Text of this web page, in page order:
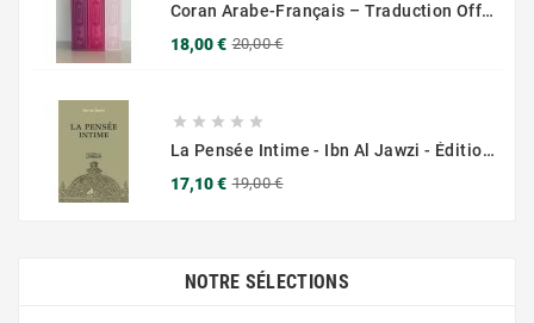
Coran Arabe-Français – Traduction Officielle (14x20 Cm ) – Couverture Daim Luxees Dorées
18,00 € 20,00 €
    
La Pensée Intime - Ibn Al Jawzi - Éditions Chama (Al Azhar)
17,10 € 19,00 €
NOTRE SÉLECTIONS